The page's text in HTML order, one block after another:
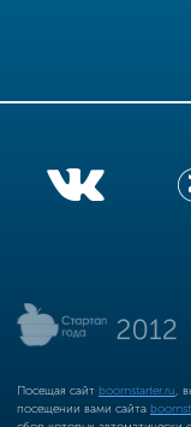
Посещая сайт boomstarter.ru ,
посещении вами сайта